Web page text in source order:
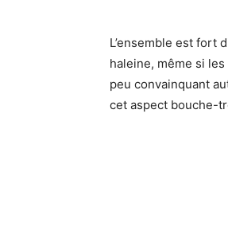
L’ensemble est fort
haleine, même si
peu convainquant
cet aspect bouche-